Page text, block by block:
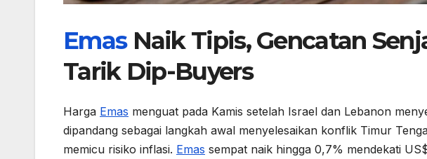
EmasNaik Tipis, Gencatan
Tarik Dip-Buyers
Harga Emas menguat pada Kamis setelah Israel dan Lebanon
dipandang sebagai langkah awal menyelesaikan konflik Timur
memicu risiko inflasi. Emas sempat naik hingga 0,7% mendekati